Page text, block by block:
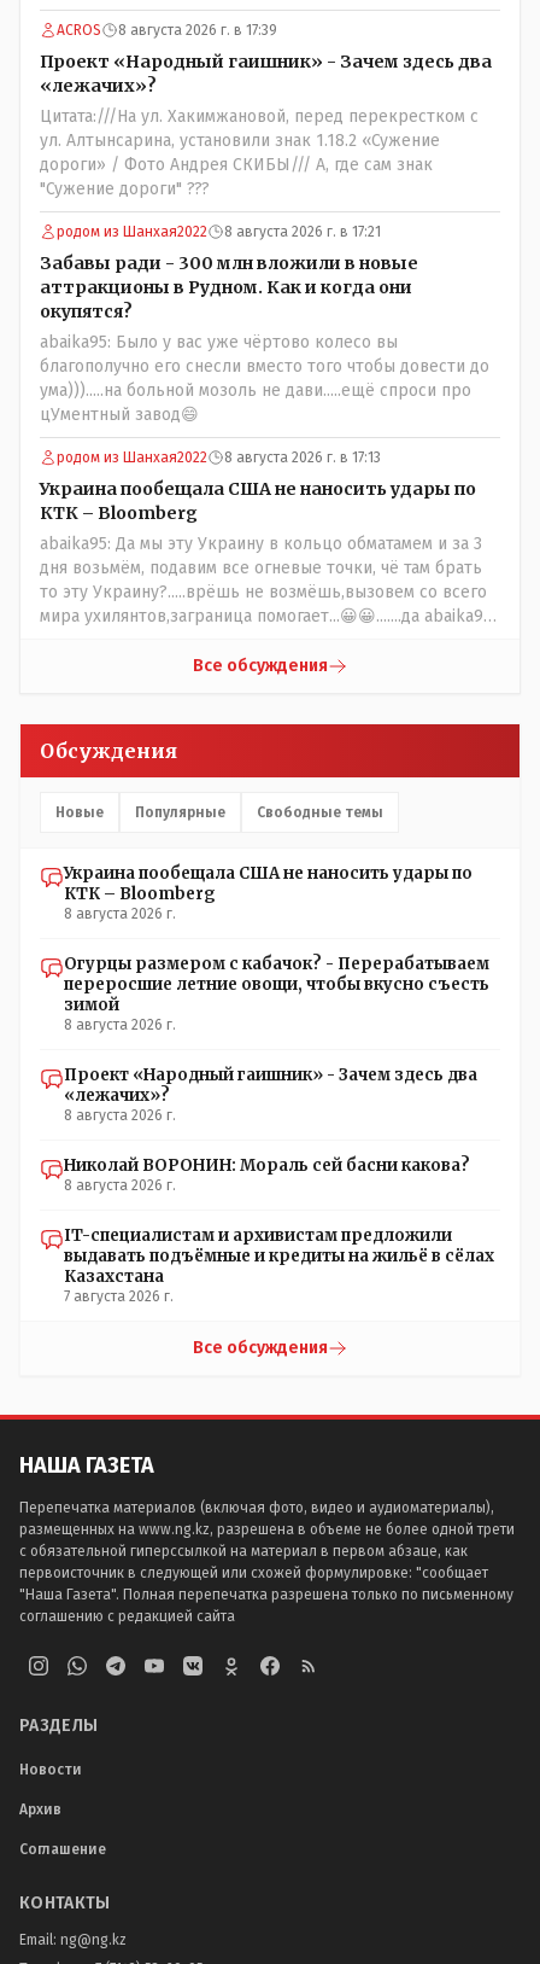
ACROS 8 августа 2026 г. в 17:39
Проект «Народный гаишник» - Зачем здесь два
«лежачих»?
Цитата:///На ул. Хакимжановой, перед перекрестком с
ул. Алтынсарина, установили знак 1.18.2 «Сужение
дороги» / Фото Андрея СКИБЫ/// А, где сам знак
"Сужение дороги" ???
родом из Шанхая2022 8 августа 2026 г. в 17:21
Забавы ради - 300 млн вложили в новые
аттракционы в Рудном. Как и когда они
окупятся?
abaika95: Было у вас уже чёртово колесо вы
благополучно его снесли вместо того чтобы довести до
ума))).....на больной мозоль не дави.....ещё спроси про
цУментный завод😄
родом из Шанхая2022 8 августа 2026 г. в 17:13
Украина пообещала США не наносить удары по
КТК – Bloomberg
abaika95: Да мы эту Украину в кольцо обматамем и за 3
дня возьмём, подавим все огневые точки, чё там брать
то эту Украину?.....врёшь не возмёшь,вызовем со всего
мира ухилянтов,заграница помогает...😀😀.......да abaika95
Все обсуждения
Обсуждения
Новые Популярные Свободные темы
Украина пообещала США не наносить удары по
КТК – Bloomberg
8 августа 2026 г.
Огурцы размером с кабачок? - Перерабатываем
переросшие летние овощи, чтобы вкусно съесть
зимой
8 августа 2026 г.
Проект «Народный гаишник» - Зачем здесь два
«лежачих»?
8 августа 2026 г.
Николай ВОРОНИН: Мораль сей басни какова?
8 августа 2026 г.
IT-специалистам и архивистам предложили
выдавать подъёмные и кредиты на жильё в сёлах
Казахстана
7 августа 2026 г.
Все обсуждения
НАША ГАЗЕТА
Перепечатка материалов (включая фото, видео и аудиоматериалы),
размещенных на www.ng.kz, разрешена в объеме не более одной трети
с обязательной гиперссылкой на материал в первом абзаце, как
первоисточник в следующей или схожей формулировке: "сообщает
"Наша Газета". Полная перепечатка разрешена только по письменному
соглашению с редакцией сайта
РАЗДЕЛЫ
Новости
Архив
Соглашение
КОНТАКТЫ
Email: ng@ng.kz